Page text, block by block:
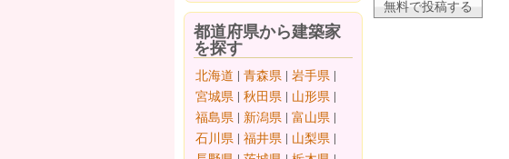
都道府県から建築家
を探す
北海道 | 青森県 | 岩手県 |
宮城県 | 秋田県 | 山形県 |
福島県 | 新潟県 | 富山県 |
石川県 | 福井県 | 山梨県 |